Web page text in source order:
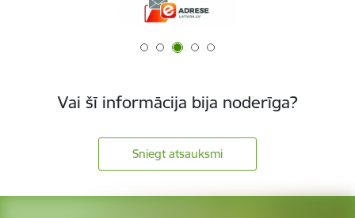
Vai šī informācija bija noderīga?
Sniegt atsauksmi